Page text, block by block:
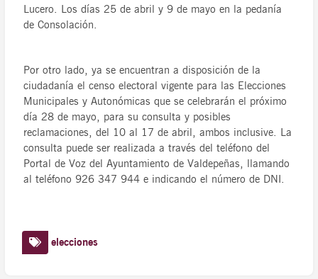
Lucero. Los días 25 de abril y 9 de mayo en la pedanía
de Consolación.
Por otro lado, ya se encuentran a disposición de la
ciudadanía el censo electoral vigente para las Elecciones
Municipales y Autonómicas que se celebrarán el próximo
día 28 de mayo, para su consulta y posibles
reclamaciones, del 10 al 17 de abril, ambos inclusive. La
consulta puede ser realizada a través del teléfono del
Portal de Voz del Ayuntamiento de Valdepeñas, llamando
al teléfono 926 347 944 e indicando el número de DNI.
elecciones